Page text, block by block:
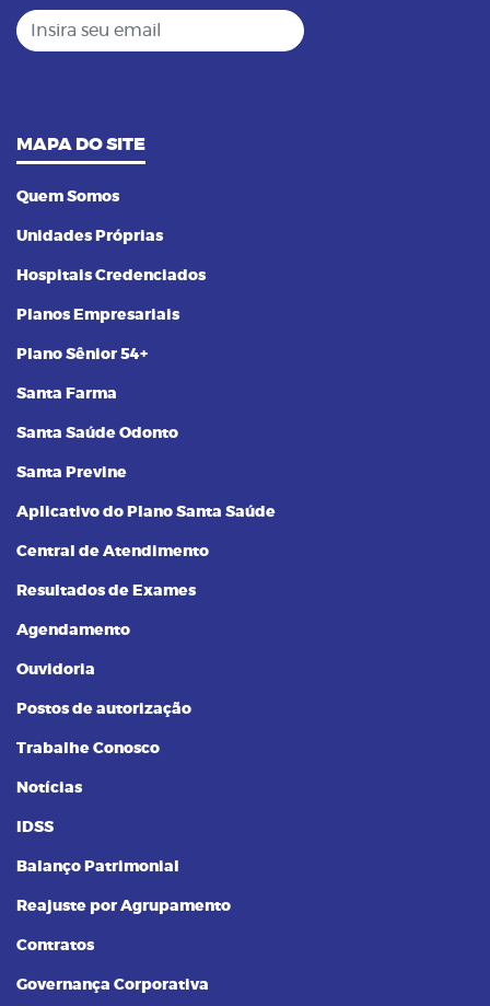
Insira seu email
MAPA DO SITE
Quem Somos
Unidades Próprias
Hospitais Credenciados
Planos Empresariais
Plano Sênior 54+
Santa Farma
Santa Saúde Odonto
Santa Previne
Aplicativo do Plano Santa Saúde
Central de Atendimento
Resultados de Exames
Agendamento
Ouvidoria
Postos de autorização
Trabalhe Conosco
Notícias
IDSS
Balanço Patrimonial
Reajuste por Agrupamento
Contratos
Governança Corporativa